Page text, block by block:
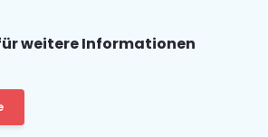
weitere Informationen